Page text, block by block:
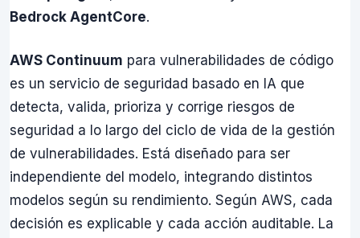
Bedrock AgentCore.
AWS Continuum para vulnerabilidades de código
es un servicio de seguridad basado en IA que
detecta, valida, prioriza y corrige riesgos de
seguridad a lo largo del ciclo de vida de la gestión
de vulnerabilidades. Está diseñado para ser
independiente del modelo, integrando distintos
modelos según su rendimiento. Según AWS, cada
decisión es explicable y cada acción auditable. La